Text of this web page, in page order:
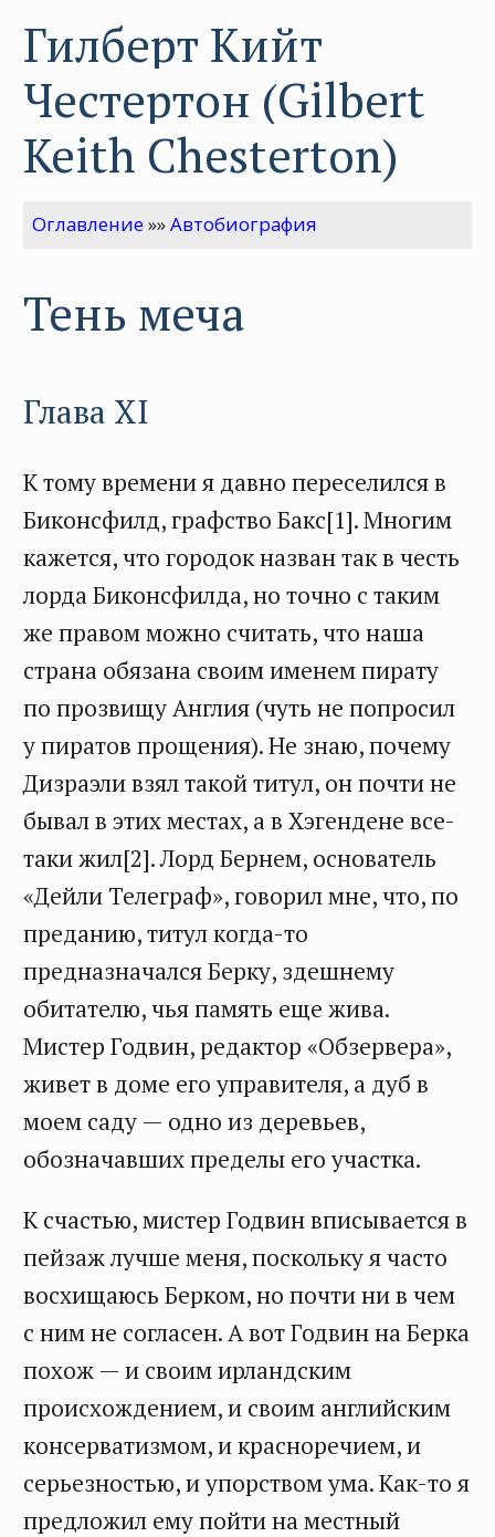
Гилберт Кийт
Честертон (Gilbert
Keith Chesterton)
Оглавление»»Автобиография
Тень меча
Глава XI
К тому времени я давно переселился в
Биконсфилд, графство Бакс[1]. Многим
кажется, что городок назван так в честь
лорда Биконсфилда, но точно с таким
же правом можно считать, что наша
страна обязана своим именем пирату
по прозвищу Англия (чуть не попросил
у пиратов прощения). Не знаю, почему
Дизраэли взял такой титул, он почти не
бывал в этих местах, а в Хэгендене все-
таки жил[2]. Лорд Бернем, основатель
«Дейли Телеграф», говорил мне, что, по
преданию, титул когда-то
предназначался Берку, здешнему
обитателю, чья память еще жива.
Мистер Годвин, редактор «Обзервера»,
живет в доме его управителя, а дуб в
моем саду — одно из деревьев,
обозначавших пределы его участка.
К счастью, мистер Годвин вписывается в
пейзаж лучше меня, поскольку я часто
восхищаюсь Берком, но почти ни в чем
с ним не согласен. А вот Годвин на Берка
похож — и своим ирландским
происхождением, и своим английским
консерватизмом, и красноречием, и
серьезностью, и упорством ума. Как-то я
предложил ему пойти на местный